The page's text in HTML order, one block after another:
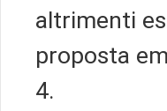
altrimenti
proposta
4.